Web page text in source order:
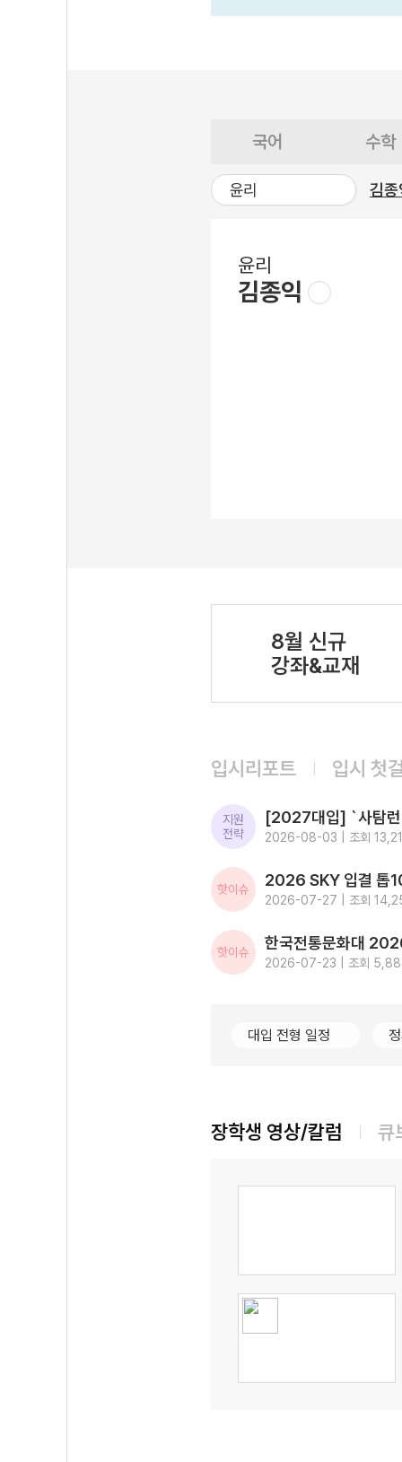
국어 수학
윤리 김종
윤리
김종익
8월 신규
강좌&교재
입시리포트 입시 첫
지원
전략
2026-08-03 | 조회
핫이슈
2026-07-27 | 조회
핫이슈
2026-07-23 | 조회
대입 전형 일정
장학생 영상/칼럼 큐